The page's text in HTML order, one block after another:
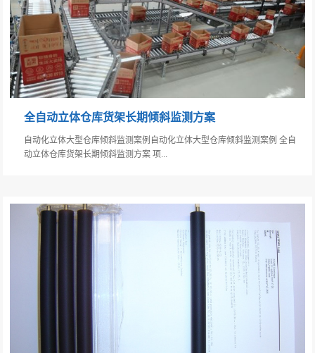
全自动立体仓库货架长期倾斜监测方案
自动化立体大型仓库倾斜监测案例自动化立体大型仓库倾斜监测案例 全自
动立体仓库货架长期倾斜监测方案 项...